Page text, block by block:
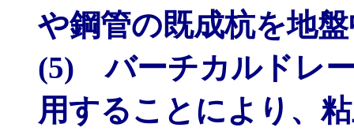
や鋼管の既成杭を地
(5) バーチカルドレ
用することにより、